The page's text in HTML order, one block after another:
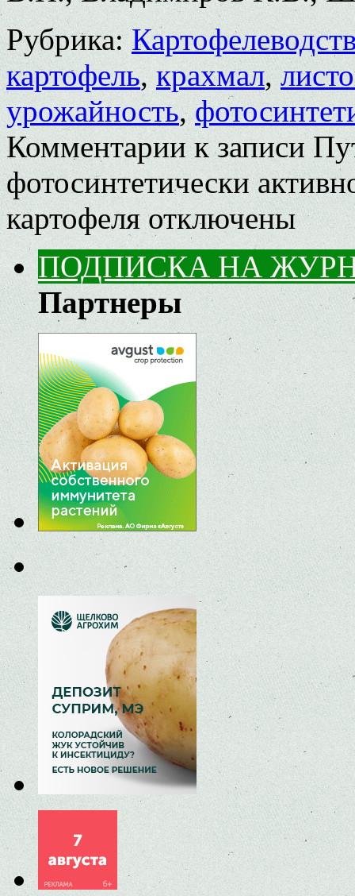
Рубрика:
картофель,крахмал,
урожайность,
Комментариик записи
фотосинтетически
картофеляотключены
ПОДПИСКА НА
Партнеры